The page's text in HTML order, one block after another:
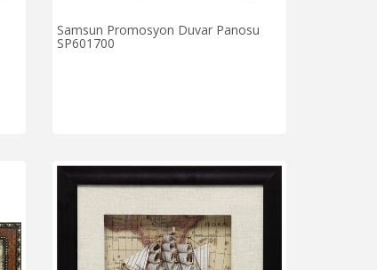
Samsun Promosyon Duvar Panosu
SP601700